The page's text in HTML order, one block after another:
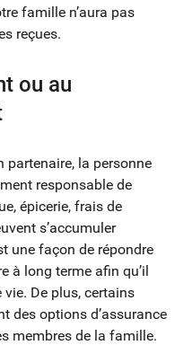
famille n’aura pas
reçues.
ou au
partenaire, la personne
responsable de
épicerie, frais de
s’accumuler
une façon de répondre
à long terme afin qu’il
De plus, certains
des options d’assurance
membres de la famille.